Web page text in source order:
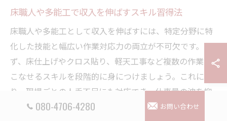
床職人や多能工で収入を伸ばすスキル習得法
床職人や多能工として収入を伸ばすには、特定分野に特
化した技能と幅広い作業対応力の両立が不可欠です。ま
ず、床仕上げやクロス貼り、軽天工事など複数の作業を
こなせるスキルを段階的に身につけましょう。これによ
り、現場ごとの人手不足にも対応でき、仕事量の波を抑
えられます。080-4706-4280 お問い合わせ